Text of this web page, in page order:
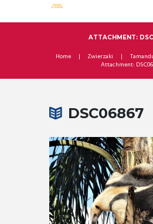
ATTACHMENT:
Home Zwierzaki
Attachment:
DSC06867